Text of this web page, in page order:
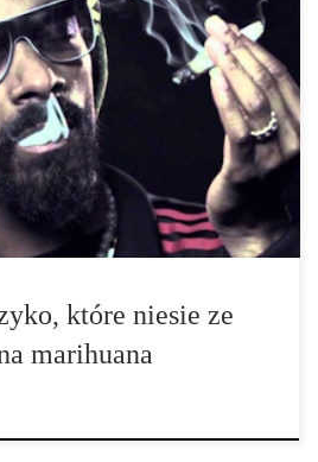
jako środka medycznego wciąż trwa,
zwolenników wierzących w jej
którzy wręcz zniechęcają
nakłaniać Cię do popierania
jest, abyś wiedział, co to używane
ze sobą niesie. Tylko w ten
[…]
które niesie ze
marihuana